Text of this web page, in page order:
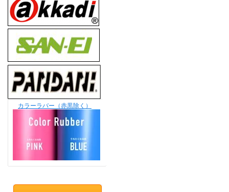
カラーラバー（赤黒除く）